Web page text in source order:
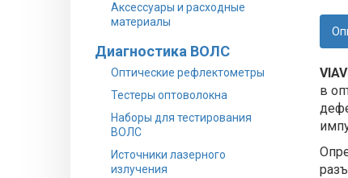
Аксессуары и расходные
материалы
Диагностика ВОЛС
Оптические рефлектометры
Тестеры оптоволокна
Наборы для тестирования
ВОЛС
Источники лазерного
излучения
в